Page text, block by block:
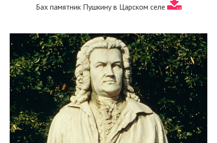
Бах памятник Пушкину в Царском селе